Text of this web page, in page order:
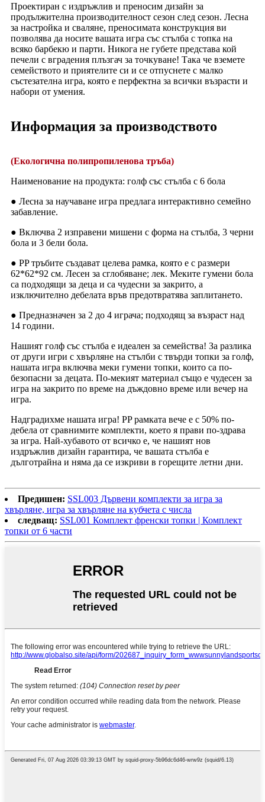
Проектиран с издръжлив и преносим дизайн за
продължителна производителност сезон след сезон. Лесна
за настройка и сваляне, преносимата конструкция ви
позволява да носите вашата игра със стълба с топка на
всяко барбекю и парти. Никога не губете представа кой
печели с вградения плъзгач за точкуване! Така че вземете
семейството и приятелите си и се отпуснете с малко
състезателна игра, която е перфектна за всички възрасти и
набори от умения.
Информация за производството
(Екологична полипропиленова тръба)
Наименование на продукта: голф със стълба с 6 бола
● Лесна за научаване игра предлага интерактивно семейно
забавление.
● Включва 2 изправени мишени с форма на стълба, 3 черни
бола и 3 бели бола.
● PP тръбите създават целева рамка, която е с размери
62*62*92 см. Лесен за сглобяване; лек. Меките гумени бола
са подходящи за деца и са чудесни за закрито, а
изключително дебелата връв предотвратява заплитането.
● Предназначен за 2 до 4 играча; подходящ за възраст над
14 години.
Нашият голф със стълба е идеален за семейства! За разлика
от други игри с хвърляне на стълби с твърди топки за голф,
нашата игра включва меки гумени топки, които са по-
безопасни за децата. По-мекият материал също е чудесен за
игра на закрито по време на дъждовно време или вечер на
игра.
Надградихме нашата игра! PP рамката вече е с 50% по-
дебела от сравнимите комплекти, което я прави по-здрава
за игра. Най-хубавото от всичко е, че нашият нов
издръжлив дизайн гарантира, че вашата стълба е
дълготрайна и няма да се изкриви в горещите летни дни.
Предишен: SSL003 Дървени комплекти за игра за
хвърляне, игра за хвърляне на кубчета с числа
следващ: SSL001 Комплект френски топки | Комплект
топки от 6 части